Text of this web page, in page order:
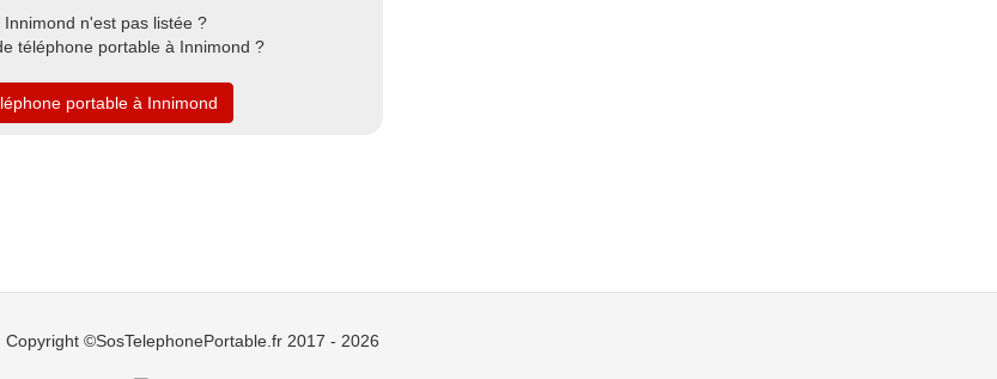
n'est pas listée ?
téléphone portable à Innimond ?
portable à Innimond
Copyright ©SosTelephonePortable.fr 2017 - 2026